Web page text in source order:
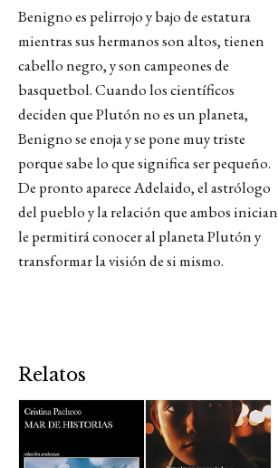
Benigno es pelirrojo y bajo de estatura
mientras sus hermanos son altos, tienen
cabello negro, y son campeones de
basquetbol. Cuando los científicos
deciden que Plutón no es un planeta,
Benigno se enoja y se pone muy triste
porque sabe lo que significa ser pequeño.
De pronto aparece Adelaido, el astrólogo
del pueblo y la relación que ambos inician
le permitirá conocer al planeta Plutón y
transformar la visión de si mismo.
Relatos